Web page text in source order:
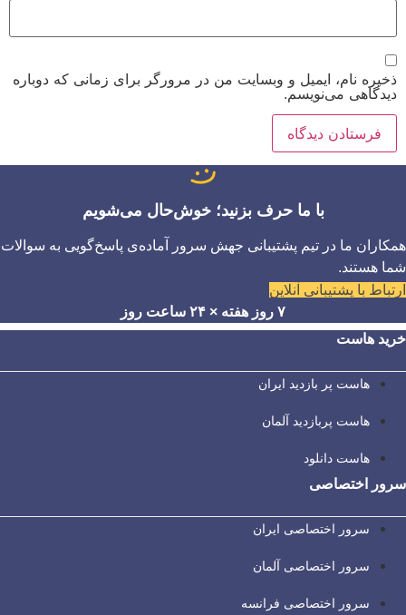
ذخیره نام، ایمیل و وبسایت من در مرورگر برای زمانی که دوباره
دیدگاهی می‌نویسم.
با ما حرف بزنید؛ خوش‌حال می‌شویم
همکاران ما در تیم پشتیبانی جهش سرور آماده‌ی پاسخ‌گویی به سوالات
شما هستند.
ارتباط با پشتیبانی آنلاین
۷ روز هفته × ۲۴ ساعت روز
خرید هاست
هاست پر بازدید ایران
هاست پربازدید آلمان
هاست دانلود
سرور اختصاصی
سرور اختصاصی ایران
سرور اختصاصی آلمان
سرور اختصاصی فرانسه